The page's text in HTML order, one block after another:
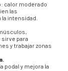
calor moderado
las
intensidad.
para
y trabajar zonas
podal y mejora la